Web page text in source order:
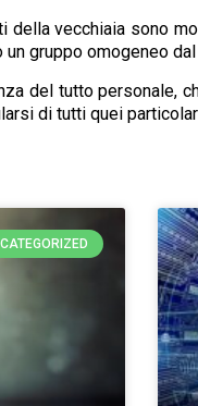
della vecchiaia sono
gruppo omogeneo
del tutto
di tutti quei